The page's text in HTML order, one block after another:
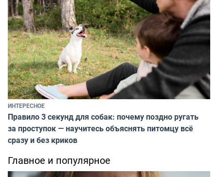
ИНТЕРЕСНОЕ
Правило 3 секунд для собак: почему поздно ругать
за проступок — научитесь объяснять питомцу всё
сразу и без криков
Главное и популярное